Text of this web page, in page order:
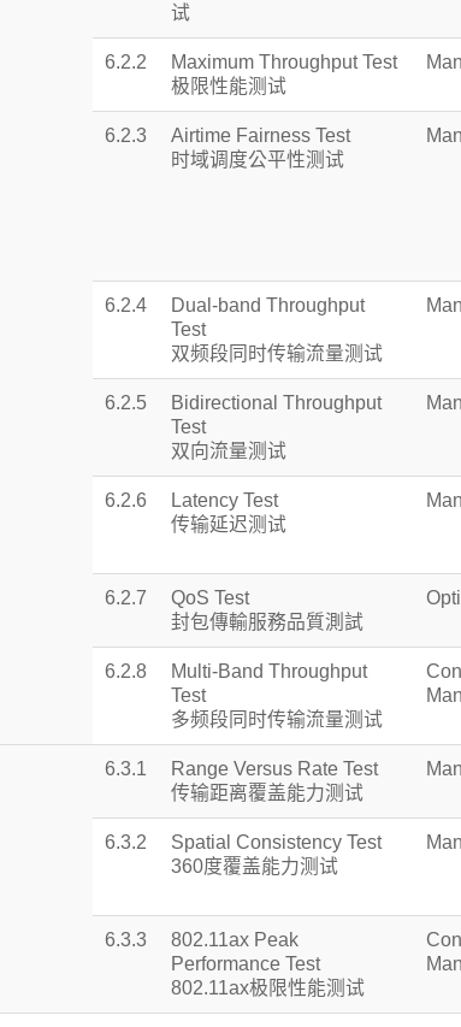
试
6.2.2
Maximum Throughput Test
极限性能测试
6.2.3
Airtime Fairness Test
时域调度公平性测试
6.2.4
Dual-band Throughput
Test
双频段同时传输流量测试
6.2.5
Bidirectional Throughput
Test
双向流量测试
6.2.6
Latency Test
传输延迟测试
6.2.7
QoS Test
封包傳輸服務品質測試
6.2.8
Multi-Band Throughput
Test
多频段同时传输流量测试
6.3.1
Range Versus Rate Test
传输距离覆盖能力测试
6.3.2
Spatial Consistency Test
360度覆盖能力测试
6.3.3
802.11ax Peak
Performance Test
802.11ax极限性能测试